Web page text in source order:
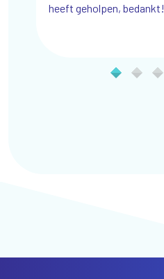
heeft geholpen, bedankt!